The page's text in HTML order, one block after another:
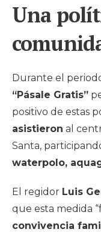
Una
Durante el
“Pásale Gratis”
positivo de estas
asistieron al
Santa,
waterpolo,
El regidor Luis
que esta medida
convivencia